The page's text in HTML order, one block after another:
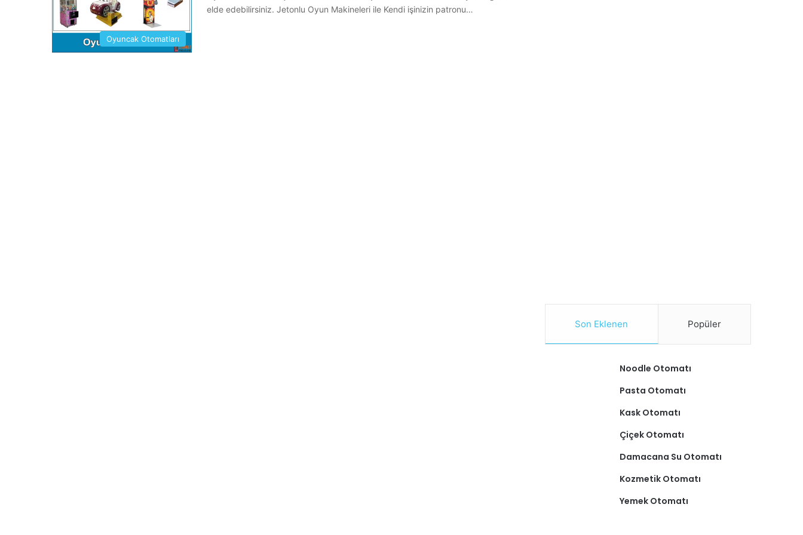
Oyuncak Otomatları
elde edebilirsiniz. Jetonlu Oyun Makineleri ile Kendi işinizin patronu…
Son Eklenen Popüler
Noodle Otomatı
Pasta Otomatı
Kask Otomatı
Çiçek Otomatı
Damacana Su Otomatı
Kozmetik Otomatı
Yemek Otomatı